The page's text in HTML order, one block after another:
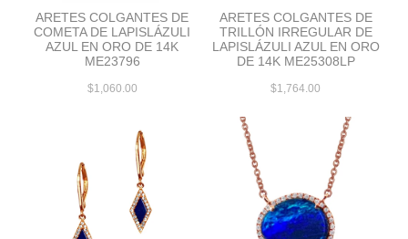
ARETES COLGANTES DE
COMETA DE LAPISLÁZULI
AZUL EN ORO DE 14K
ME23796
$1,060.00
ARETES COLGANTES DE
TRILLÓN IRREGULAR DE
LAPISLÁZULI AZUL EN ORO
DE 14K ME25308LP
$1,764.00